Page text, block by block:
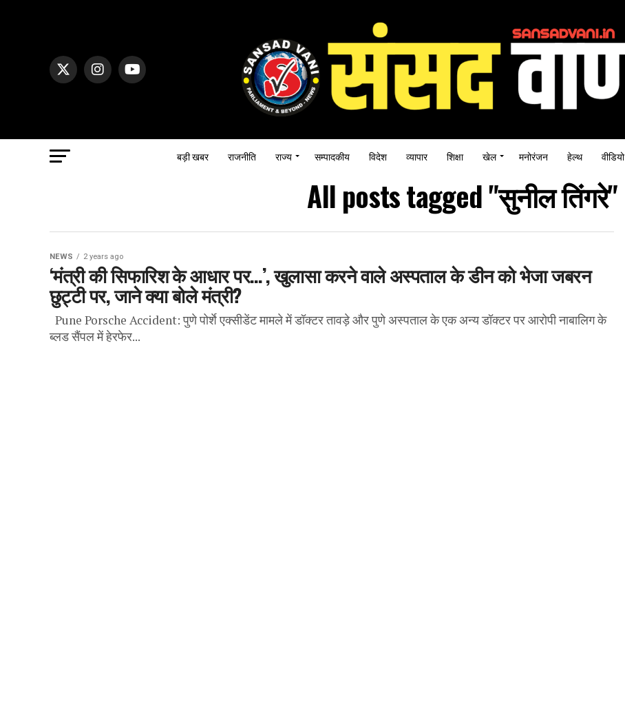
बड़ी खबर राजनीति राज्य सम्पादकीय विदेश व्यापार शिक्षा खेल मनोरंजन हेल्थ वीडियो
All posts tagged "सुनील तिंगरे"
NEWS 2 years ago
‘मंत्री की सिफारिश के आधार पर…’, खुलासा करने वाले अस्पताल के डीन को भेजा जबरन
छुट्टी पर, जाने क्या बोले मंत्री?
Pune Porsche Accident: पुणे पोर्शे एक्सीडेंट मामले में डॉक्टर तावड़े और पुणे अस्पताल के एक अन्य डॉक्टर पर आरोपी नाबालिग के
ब्लड सैंपल में हेरफेर...